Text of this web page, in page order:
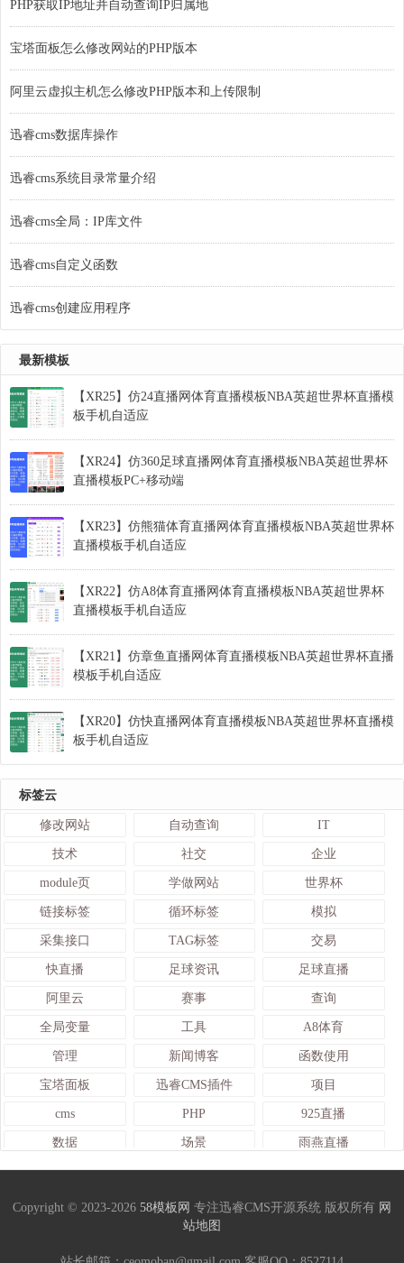
PHP获取IP地址并自动查询IP归属地
宝塔面板怎么修改网站的PHP版本
阿里云虚拟主机怎么修改PHP版本和上传限制
迅睿cms数据库操作
迅睿cms系统目录常量介绍
迅睿cms全局：IP库文件
迅睿cms自定义函数
迅睿cms创建应用程序
最新模板
【XR25】仿24直播网体育直播模板NBA英超世界杯直播模
板手机自适应
【XR24】仿360足球直播网体育直播模板NBA英超世界杯
直播模板PC+移动端
【XR23】仿熊猫体育直播网体育直播模板NBA英超世界杯
直播模板手机自适应
【XR22】仿A8体育直播网体育直播模板NBA英超世界杯
直播模板手机自适应
【XR21】仿章鱼直播网体育直播模板NBA英超世界杯直播
模板手机自适应
【XR20】仿快直播网体育直播模板NBA英超世界杯直播模
板手机自适应
标签云
修改网站 自动查询 IT
技术 社交 企业
module页 学做网站 世界杯
链接标签 循环标签 模拟
采集接口 TAG标签 交易
快直播 足球资讯 足球直播
阿里云 赛事 查询
全局变量 工具 A8体育
管理 新闻博客 函数使用
宝塔面板 迅睿CMS插件 项目
cms PHP 925直播
数据 场景 雨燕直播
APP IP地址 体育门户
24直播网 JRS直播 龙珠直播
建网站
体育 采集数据 web
Copyright © 2023-2026 58模板网 专注迅睿CMS开源系统 版权所有 网
站地图